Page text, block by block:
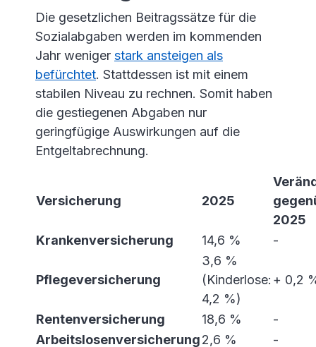
Die gesetzlichen Beitragssätze für die
Sozialabgaben werden im kommenden
Jahr weniger stark ansteigen als
befürchtet. Stattdessen ist mit einem
stabilen Niveau zu rechnen. Somit haben
die gestiegenen Abgaben nur
geringfügige Auswirkungen auf die
Entgeltabrechnung.
Versicherung 2025
2025
Krankenversicherung
14,6 % -
Pflegeversicherung
3,6 %
(Kinderlose:
4,2 %)
+ 0,2
Rentenversicherung 18,6 %
-
Arbeitslosenversicherung2,6 % -